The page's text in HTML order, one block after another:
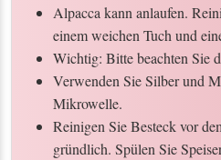
Alpacca kann anlaufen.
einem weichen Tuch und
Wichtig: Bitte beachten Sie
Verwenden Sie Silber und
Mikrowelle.
Reinigen Sie Besteck vor
gründlich. Spülen Sie